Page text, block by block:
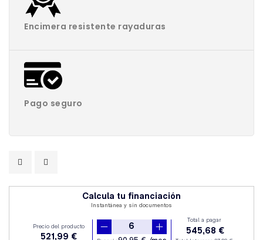
Encimera resistente rayaduras
Pago seguro